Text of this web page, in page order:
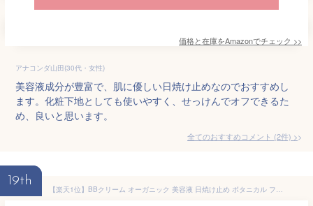
価格と在庫をAmazonでチェック >>
アナコンダ山田(30代・女性)
美容液成分が豊富で、肌に優しい日焼け止めなのでおすすめし
ます。化粧下地としても使いやすく、せっけんでオフできるた
め、良いと思います。
全てのおすすめコメント (2件) >
19th
【楽天1位】BBクリーム オーガニック 美容液 日焼け止め ボタニカル ファンデーション スキンケア 化粧品 ベース オールインワン 毛穴 下地 女性 メンズ ギフト 米ぬか 美人ぬか 純米 カバー 保湿 年齢肌 30代 40代 50代 2個セット